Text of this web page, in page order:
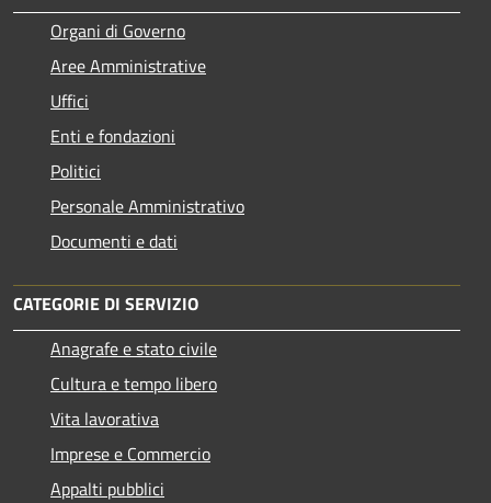
Organi di Governo
Aree Amministrative
Uffici
Enti e fondazioni
Politici
Personale Amministrativo
Documenti e dati
CATEGORIE DI SERVIZIO
Anagrafe e stato civile
Cultura e tempo libero
Vita lavorativa
Imprese e Commercio
Appalti pubblici